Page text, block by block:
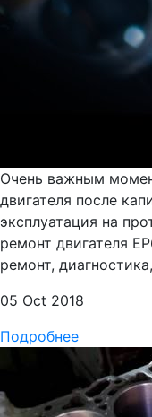
Очень важным
двигателя после
эксплуатация на
ремонт двигателя
ремонт,
05 Oct 2018
Подробнее